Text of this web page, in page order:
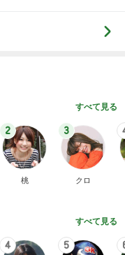
すべて見る
2
桃
3
クロ
すべて見る
4 5